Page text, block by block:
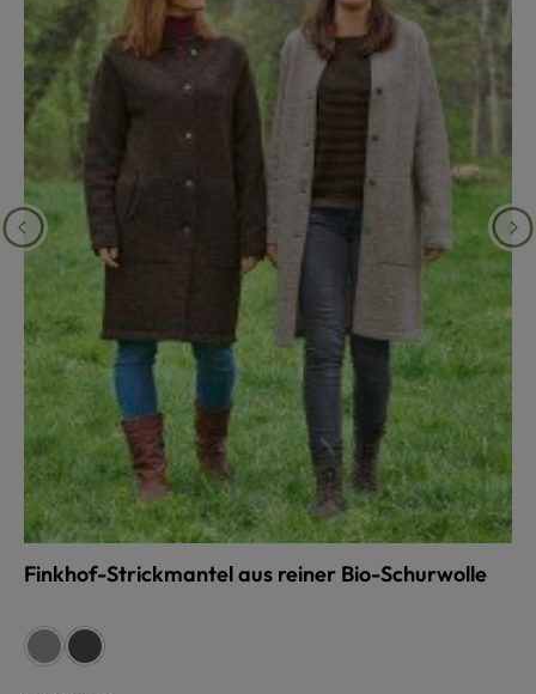
Finkhof-Strickmantel aus reiner Bio-Schurwolle
Farbe auswählen
grau anthrazit